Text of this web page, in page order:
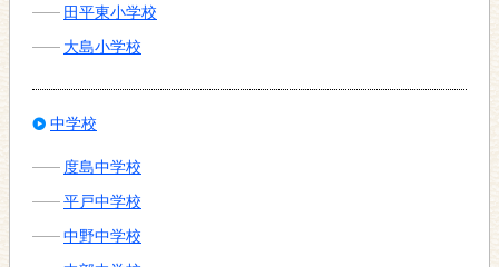
田平東小学校
大島小学校
中学校
度島中学校
平戸中学校
中野中学校